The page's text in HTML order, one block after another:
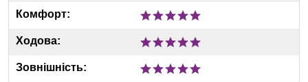
Комфорт:
Ходова:
Зовнішність: